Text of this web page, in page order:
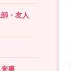
・友人
事